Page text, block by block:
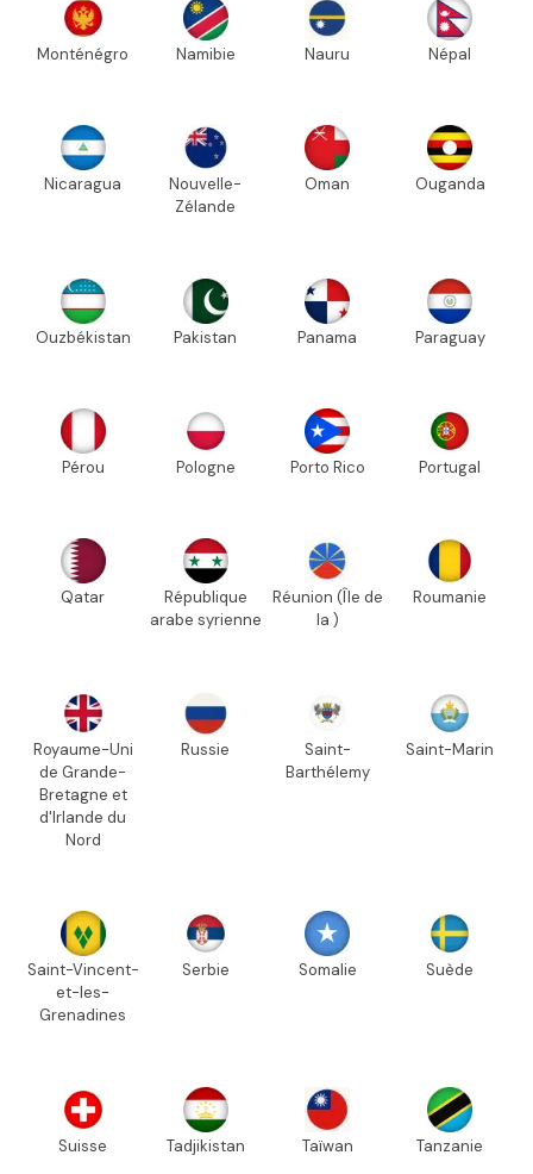
Monténégro Namibie Nauru Népal
Nicaragua
Nouvelle-
Zélande
Oman Ouganda
Ouzbékistan Pakistan Panama Paraguay
Pérou Pologne Porto Rico Portugal
Qatar
République
arabe syrienne
Réunion (Île de
la )
Roumanie
Royaume-Uni
de Grande-
Bretagne et
d'Irlande du
Nord
Russie
Saint-
Barthélemy
Saint-Marin
Saint-Vincent-
et-les-
Grenadines
Serbie Somalie Suède
Suisse Tadjikistan Taïwan Tanzanie